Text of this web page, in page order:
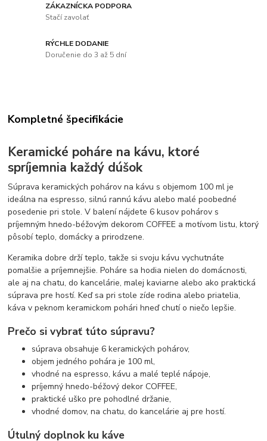
ZÁKAZNÍCKA PODPORA
Stačí zavolať
RÝCHLE DODANIE
Doručenie do 3 až 5 dní
Kompletné špecifikácie
Keramické poháre na kávu, ktoré
spríjemnia každý dúšok
Súprava keramických pohárov na kávu s objemom 100 ml je
ideálna na espresso, silnú rannú kávu alebo malé poobedné
posedenie pri stole. V balení nájdete 6 kusov pohárov s
príjemným hnedo-béžovým dekorom COFFEE a motívom listu, ktorý
pôsobí teplo, domácky a prirodzene.
Keramika dobre drží teplo, takže si svoju kávu vychutnáte
pomalšie a príjemnejšie. Poháre sa hodia nielen do domácnosti,
ale aj na chatu, do kancelárie, malej kaviarne alebo ako praktická
súprava pre hostí. Keď sa pri stole zíde rodina alebo priatelia,
káva v peknom keramickom pohári hneď chutí o niečo lepšie.
Prečo si vybrať túto súpravu?
súprava obsahuje 6 keramických pohárov,
objem jedného pohára je 100 ml,
vhodné na espresso, kávu a malé teplé nápoje,
príjemný hnedo-béžový dekor COFFEE,
praktické uško pre pohodlné držanie,
vhodné domov, na chatu, do kancelárie aj pre hostí.
Útulný doplnok ku káve